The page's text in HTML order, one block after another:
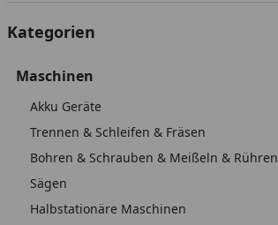
Kategorien
Maschinen
Akku Geräte
Trennen & Schleifen & Fräsen
Bohren & Schrauben & Meißeln & Rühren
Sägen
Halbstationäre Maschinen